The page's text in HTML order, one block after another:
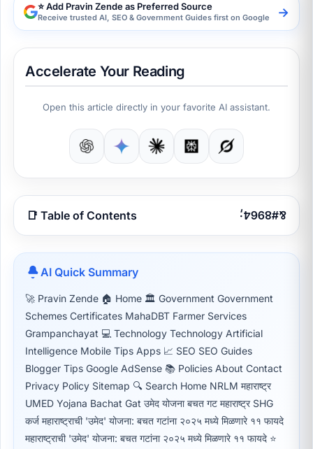
⭐ Add Pravin Zende as Preferred Source
Receive trusted AI, SEO & Government Guides first on Google →
Accelerate Your Reading
Open this article directly in your favorite AI assistant.
📑 Table of Contents
AI Quick Summary
🚀 Pravin Zende 🏠 Home 🏛 Government Government
Schemes Certificates MahaDBT Farmer Services
Grampanchayat 💻 Technology Technology Artificial
Intelligence Mobile Tips Apps 📈 SEO SEO Guides
Blogger Tips Google AdSense 📚 Policies About Contact
Privacy Policy Sitemap 🔍 Search Home NRLM महाराष्ट्र
UMED Yojana Bachat Gat उमेद योजना बचत गट महाराष्ट्र SHG
कर्ज महाराष्ट्राची 'उमेद' योजना: बचत गटांना २०२५ मध्ये मिळणारे ११ फायदे
महाराष्ट्राची 'उमेद' योजना: बचत गटांना २०२५ मध्ये मिळणारे ११ फायदे ⭐